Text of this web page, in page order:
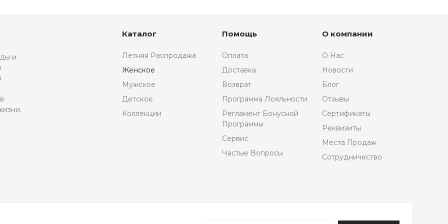
и
Каталог
Летняя Распродажа
Женское
Мужское
Детское
Коллекции
Помощь
Оплата
Доставка
Возврат
Программа Лояльности
Регламент Бонусной
Программы
Сервис
Частые Вопросы
О компании
О Нас
Новости
Блог
Отзывы
Сертификаты
Реквизиты
Места Продаж
Сотрудничество